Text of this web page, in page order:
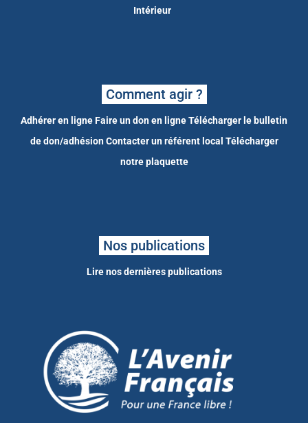
Intérieur
Comment agir ?
Adhérer en ligneFaire un don en ligneTélécharger le bulletin
de don/adhésion Contacter un référent local Télécharger
notre plaquette
Nos publications
Lire nos dernières publications